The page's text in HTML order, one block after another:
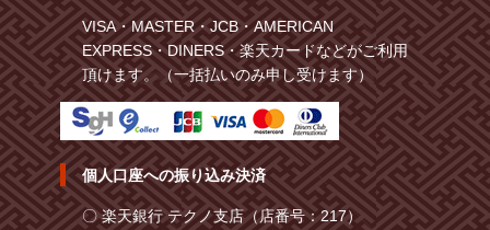
VISA・MASTER・JCB・AMERICAN
EXPRESS・DINERS・楽天カードなどがご利用
頂けます。（一括払いのみ申し受けます）
個人口座への振り込み決済
〇 楽天銀行 テクノ支店（店番号：217）